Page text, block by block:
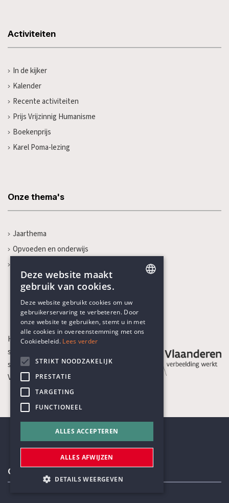
Activiteiten
In de kijker
Kalender
Recente activiteiten
Prijs Vrijzinnig Humanisme
Boekenprijs
Karel Poma-lezing
Onze thema's
Jaarthema
Opvoeden en onderwijs
Het Humanistisch Verbond is een
sociaal-culturele organisatie die
subsidies ontvangt van de
Vlaamse Gemeenschap
Contactgegevens
DUTCH
Deze website maakt
gebruik van cookies.
Deze website gebruikt cookies om uw
gebruikerservaring te verbeteren. Door
onze website te gebruiken, stemt u in met
alle cookies in overeenstemming met ons
Cookiebeleid. Lees verder
STRIKT NOODZAKELIJK
PRESTATIE
TARGETING
FUNCTIONEEL
ALLES ACCEPTEREN
ALLES AFWIJZEN
DETAILS WEERGEVEN